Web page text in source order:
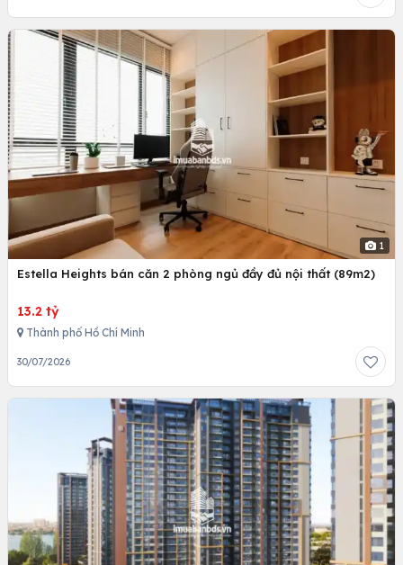
1
Estella Heights bán căn 2 phòng ngủ đầy đủ nội thất (89m2)
13.2 tỷ
Thành phố Hồ Chí Minh
30/07/2026